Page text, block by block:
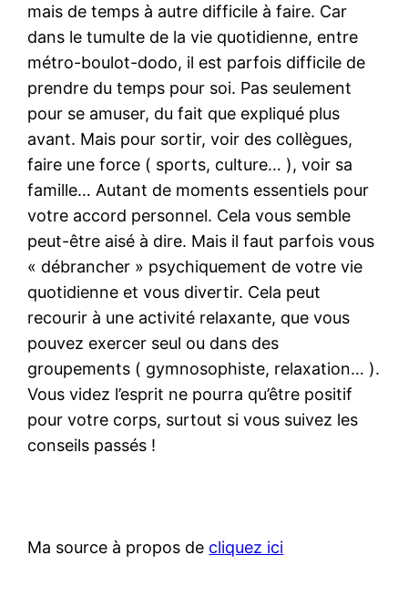
mais de temps à autre difficile à faire. Car
dans le tumulte de la vie quotidienne, entre
métro-boulot-dodo, il est parfois difficile de
prendre du temps pour soi. Pas seulement
pour se amuser, du fait que expliqué plus
avant. Mais pour sortir, voir des collègues,
faire une force ( sports, culture… ), voir sa
famille… Autant de moments essentiels pour
votre accord personnel. Cela vous semble
peut-être aisé à dire. Mais il faut parfois vous
« débrancher » psychiquement de votre vie
quotidienne et vous divertir. Cela peut
recourir à une activité relaxante, que vous
pouvez exercer seul ou dans des
groupements ( gymnosophiste, relaxation… ).
Vous videz l’esprit ne pourra qu’être positif
pour votre corps, surtout si vous suivez les
conseils passés !
Ma source à propos de cliquez ici